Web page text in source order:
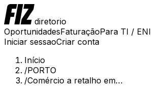
diretorio
OportunidadesFaturaçãoPara TI / ENI
Iniciar sessaoCriar conta
Início
/PORTO
/Comércio a retalho em…